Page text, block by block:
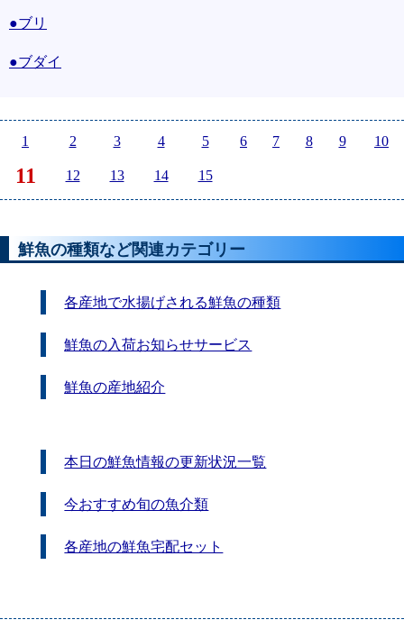
●ブリ
●ブダイ
1 2 3 4 5 6 7 8 9 10
11 12 13 14 15
鮮魚の種類など関連カテゴリー
各産地で水揚げされる鮮魚の種類
鮮魚の入荷お知らせサービス
鮮魚の産地紹介
本日の鮮魚情報の更新状況一覧
今おすすめ旬の魚介類
各産地の鮮魚宅配セット